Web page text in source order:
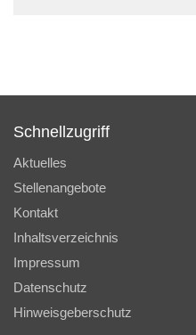
Schnellzugriff
Aktuelles
Stellenangebote
Kontakt
Inhaltsverzeichnis
Impressum
Datenschutz
Hinweisgeberschutz